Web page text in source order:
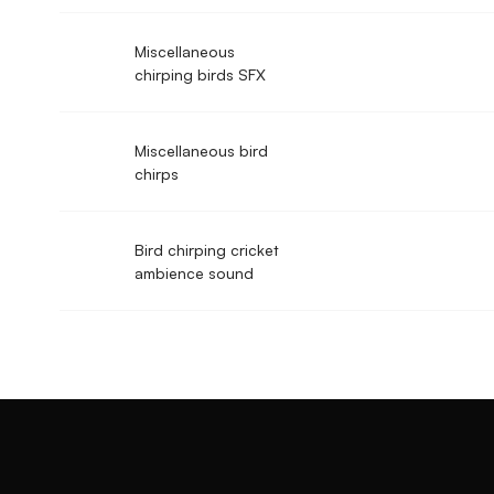
Miscellaneous
chirping birds SFX
Miscellaneous bird
chirps
Bird chirping cricket
ambience sound